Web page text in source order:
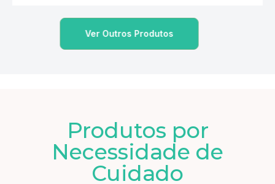
Ver Outros Produtos
Produtos por
Necessidade de
Cuidado